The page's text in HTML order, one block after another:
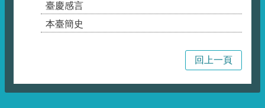
臺慶感言
本臺簡史
回上一頁